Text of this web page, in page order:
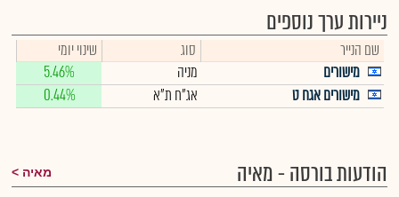
ניירות ערך נוספים
שם הנייר סוג
שינוי יומי
מישורים
מניה
5.46%
מישורים אגח ט
אג"ח ת"א 0.44%
הודעות בורסה - מאיה מאיה